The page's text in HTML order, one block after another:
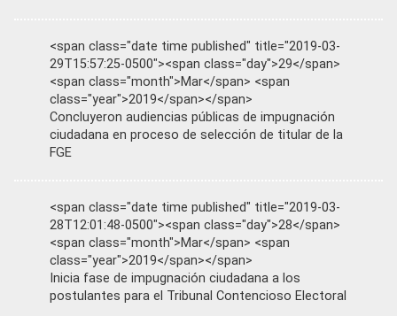
<span class="date time published" title="2019-03-
29T15:57:25-0500"><span class="day">29</span>
<span class="month">Mar</span> <span
class="year">2019</span></span>
Concluyeron audiencias públicas de impugnación
ciudadana en proceso de selección de titular de la
FGE
<span class="date time published" title="2019-03-
28T12:01:48-0500"><span class="day">28</span>
<span class="month">Mar</span> <span
class="year">2019</span></span>
Inicia fase de impugnación ciudadana a los
postulantes para el Tribunal Contencioso Electoral